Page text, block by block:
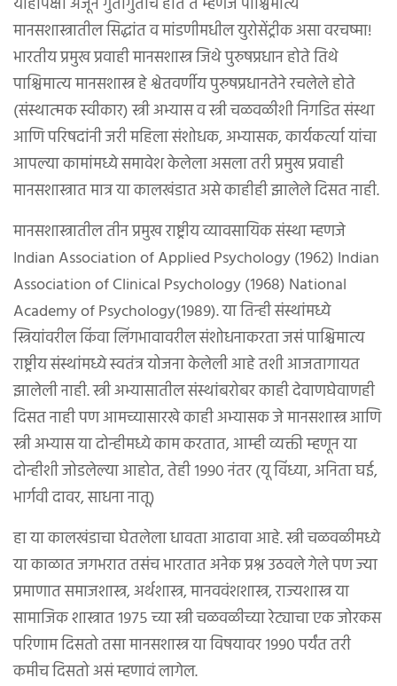
मानसशास्त्रातील सिद्धांत व मांडणीमधील युरोसेंट्रीक असा वरचष्मा!
भारतीय प्रमुख प्रवाही मानसशास्त्र जिथे पुरुषप्रधान होते तिथे
पाश्चिमात्य मानसशास्त्र हे श्वेतवर्णीय पुरुषप्रधानतेने रचलेले होते
(संस्थात्मक स्वीकार) स्त्री अभ्यास व स्त्री चळवळीशी निगडित संस्था
आणि परिषदांनी जरी महिला संशोधक, अभ्यासक, कार्यकर्त्या यांचा
आपल्या कामांमध्ये समावेश केलेला असला तरी प्रमुख प्रवाही
मानसशास्त्रात मात्र या कालखंडात असे काहीही झालेले दिसत नाही.
मानसशास्त्रातील तीन प्रमुख राष्ट्रीय व्यावसायिक संस्था म्हणजे
Indian Association of Applied Psychology (१९६२) Indian
Association of Clinical Psychology (१९६८) National
Academy of Psychology(१९८९). या तिन्ही संस्थांमध्ये
स्त्रियांवरील किंवा लिंगभावावरील संशोधनाकरता जसं पाश्चिमात्य
राष्ट्रीय संस्थांमध्ये स्वतंत्र योजना केलेली आहे तशी आजतागायत
झालेली नाही. स्त्री अभ्यासातील संस्थांबरोबर काही देवाणघेवाणही
दिसत नाही पण आमच्यासारखे काही अभ्यासक जे मानसशास्त्र आणि
स्त्री अभ्यास या दोन्हीमध्ये काम करतात, आम्ही व्यक्ती म्हणून या
दोन्हीशी जोडलेल्या आहोत, तेही १९९० नंतर (यू विंध्या, अनिता घई,
भार्गवी दावर, साधना नातू)
हा या कालखंडाचा घेतलेला धावता आढावा आहे. स्त्री चळवळीमध्ये
या काळात जगभरात तसंच भारतात अनेक प्रश्न उठवले गेले पण ज्या
प्रमाणात समाजशास्त्र, अर्थशास्त्र, मानववंशशास्त्र, राज्यशास्त्र या
सामाजिक शास्त्रात १९७५ च्या स्त्री चळवळीच्या रेट्याचा एक जोरकस
परिणाम दिसतो तसा मानसशास्त्र या विषयावर १९९० पर्यंत तरी
कमीच दिसतो असं म्हणावं लागेल.